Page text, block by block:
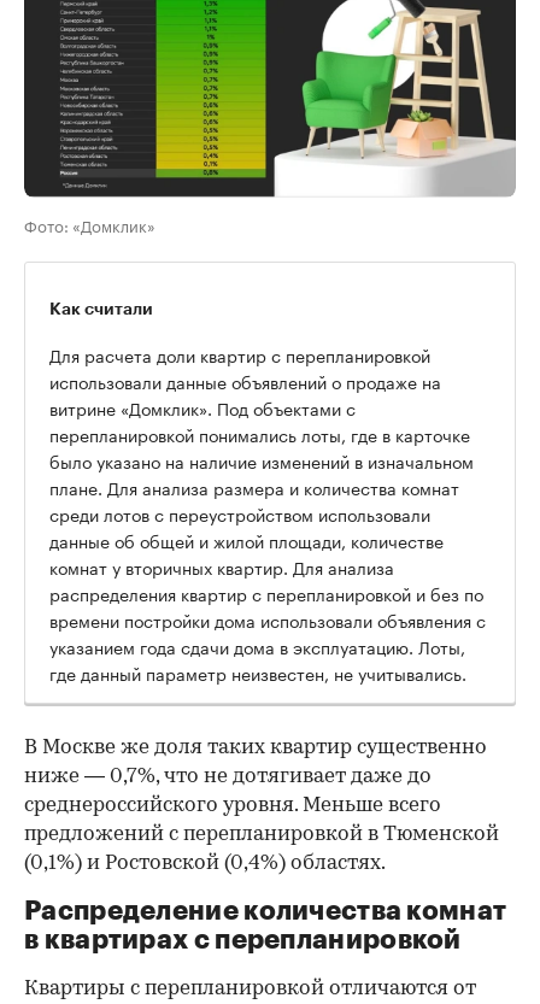
Фото: «Домклик»
Как считали
Для расчета доли квартир с перепланировкой
использовали данные объявлений о продаже на
витрине «Домклик». Под объектами с
перепланировкой понимались лоты, где в карточке
было указано на наличие изменений в изначальном
плане. Для анализа размера и количества комнат
среди лотов с переустройством использовали
данные об общей и жилой площади, количестве
комнат у вторичных квартир. Для анализа
распределения квартир с перепланировкой и без по
времени постройки дома использовали объявления с
указанием года сдачи дома в эксплуатацию. Лоты,
где данный параметр неизвестен, не учитывались.
В Москве же доля таких квартир существенно
ниже — 0,7%, что не дотягивает даже до
среднероссийского уровня. Меньше всего
предложений с перепланировкой в Тюменской
(0,1%) и Ростовской (0,4%) областях.
Распределение количества комнат
в квартирах с перепланировкой
Квартиры с перепланировкой отличаются от